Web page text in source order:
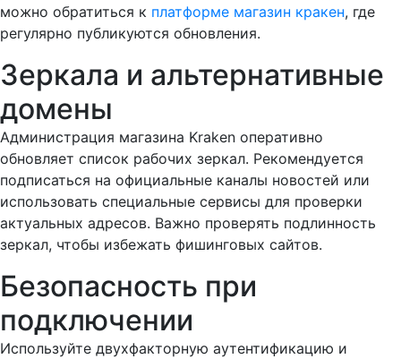
можно обратиться к платформе магазин кракен, где
регулярно публикуются обновления.
Зеркала и альтернативные
домены
Администрация магазина Kraken оперативно
обновляет список рабочих зеркал. Рекомендуется
подписаться на официальные каналы новостей или
использовать специальные сервисы для проверки
актуальных адресов. Важно проверять подлинность
зеркал, чтобы избежать фишинговых сайтов.
Безопасность при
подключении
Используйте двухфакторную аутентификацию и